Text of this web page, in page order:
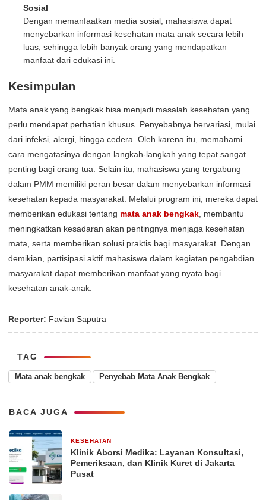
Sosial
Dengan memanfaatkan media sosial, mahasiswa dapat
menyebarkan informasi kesehatan mata anak secara lebih
luas, sehingga lebih banyak orang yang mendapatkan
manfaat dari edukasi ini.
Kesimpulan
Mata anak yang bengkak bisa menjadi masalah kesehatan yang
perlu mendapat perhatian khusus. Penyebabnya bervariasi, mulai
dari infeksi, alergi, hingga cedera. Oleh karena itu, memahami
cara mengatasinya dengan langkah-langkah yang tepat sangat
penting bagi orang tua. Selain itu, mahasiswa yang tergabung
dalam PMM memiliki peran besar dalam menyebarkan informasi
kesehatan kepada masyarakat. Melalui program ini, mereka dapat
memberikan edukasi tentang mata anak bengkak , membantu
meningkatkan kesadaran akan pentingnya menjaga kesehatan
mata, serta memberikan solusi praktis bagi masyarakat. Dengan
demikian, partisipasi aktif mahasiswa dalam kegiatan pengabdian
masyarakat dapat memberikan manfaat yang nyata bagi
kesehatan anak-anak.
Reporter: Favian Saputra
TAG
Mata anak bengkak Penyebab Mata Anak Bengkak
BACA JUGA
KESEHATAN
Klinik Aborsi Medika: Layanan Konsultasi,
Pemeriksaan, dan Klinik Kuret di Jakarta
Pusat